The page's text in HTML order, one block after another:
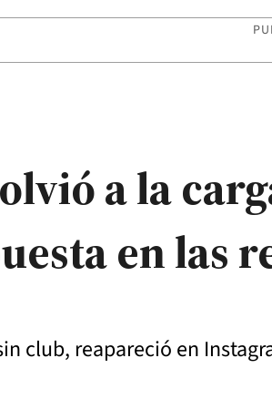
a la
en las
club, reapareció en